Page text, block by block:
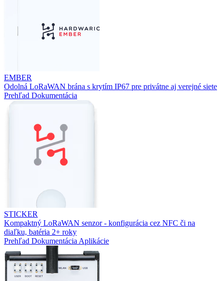
EMBER
Odolná LoRaWAN brána s krytím IP67 pre privátne aj verejné siete
Prehľad Dokumentácia
STICKER
Kompaktný LoRaWAN senzor - konfigurácia cez NFC či na
diaľku, batéria 2+ roky
Prehľad Dokumentácia Aplikácie